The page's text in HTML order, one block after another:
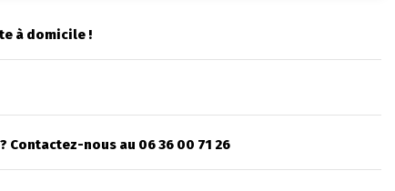
à domicile !
Contactez-nous au 06 36 00 71 26